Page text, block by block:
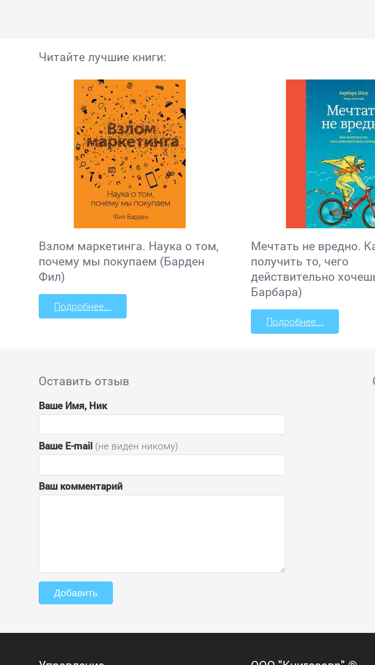
Читайте лучшие книги:
Взлом маркетинга. Наука о том,
почему мы покупаем (Барден
Фил)
Подробнее...
Мечтать не вредно.
получить то, чего
действительно
Барбара)
Подробнее...
Оставить отзыв
Ваше Имя, Ник
Ваше E-mail (не виден никому)
Ваш комментарий